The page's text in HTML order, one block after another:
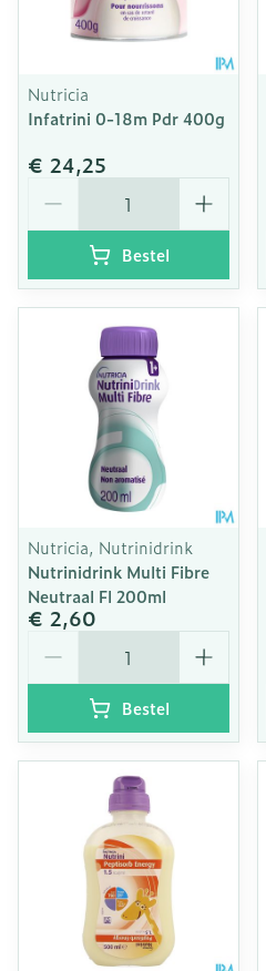
Nutricia
Infatrini 0-18m Pdr 400g
€ 24,25
Bestel
Nutricia, Nutrinidrink
Nutrinidrink Multi Fibre
Neutraal Fl 200ml
€ 2,60
Bestel